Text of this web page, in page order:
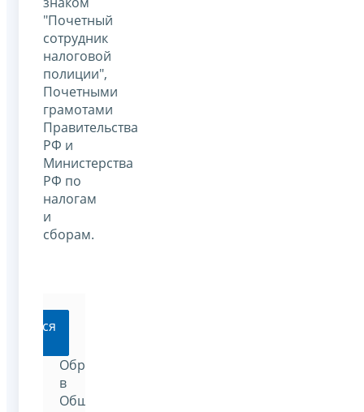
"Почетный
сотрудник
налоговой
полиции",
Почетными
грамотами
Правительства
РФ и
Министерства
РФ по
налогам
и
сборам.
Обратиться
в
Общественный